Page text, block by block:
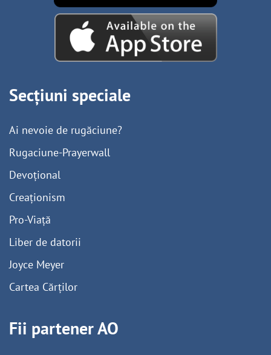
Secțiuni speciale
Ai nevoie de rugăciune?
Rugaciune-Prayerwall
Devoțional
Creaționism
Pro-Viață
Liber de datorii
Joyce Meyer
Cartea Cărților
Fii partener AO